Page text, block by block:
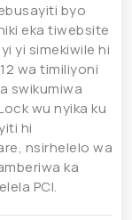
byo
eka tiwebsite
yi simekiwile hi
wa timiliyoni
swikumiwa
wu nyika ku
hi
nsirhelelo wa
ka
PCI.